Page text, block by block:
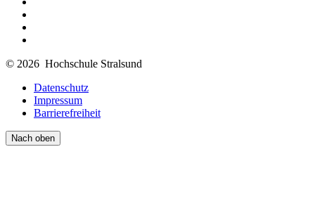
© 2026 Hochschule Stralsund
Datenschutz
Impressum
Barrierefreiheit
Nach oben